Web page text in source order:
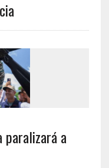
paralizará a